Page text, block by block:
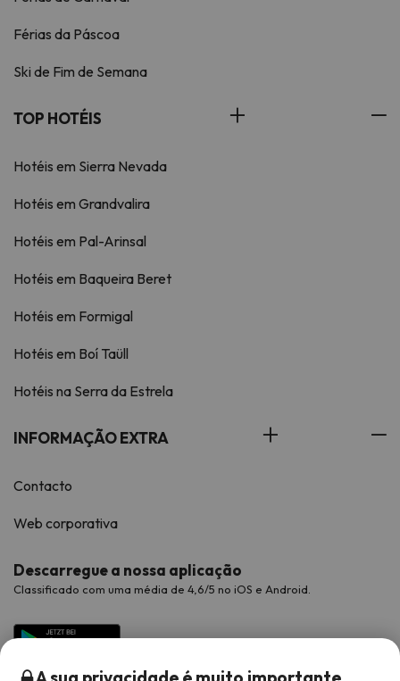
Férias da Páscoa
Ski de Fim de Semana
TOP HOTÉIS
Hotéis em Sierra Nevada
Hotéis em Grandvalira
Hotéis em Pal-Arinsal
Hotéis em Baqueira Beret
Hotéis em Formigal
Hotéis em Boí Taüll
Hotéis na Serra da Estrela
INFORMAÇÃO EXTRA
Contacto
Web corporativa
Descarregue a nossa aplicação
Classificado com uma média de 4,6/5 no iOS e Android.